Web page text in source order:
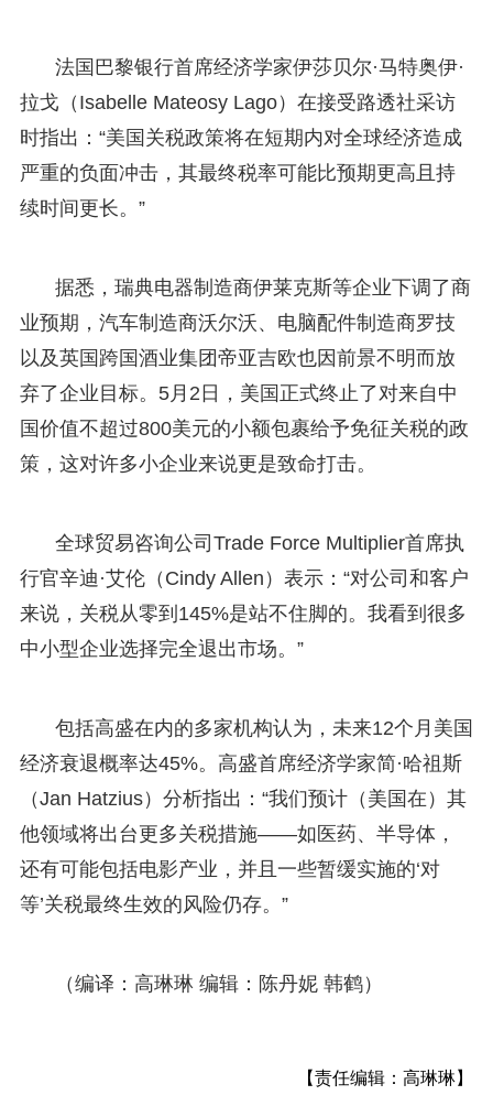
法国巴黎银行首席经济学家伊莎贝尔·马特奥伊·
拉戈（Isabelle Mateosy Lago）在接受路透社采访
时指出：“美国关税政策将在短期内对全球经济造成
严重的负面冲击，其最终税率可能比预期更高且持
续时间更长。”
据悉，瑞典电器制造商伊莱克斯等企业下调了商
业预期，汽车制造商沃尔沃、电脑配件制造商罗技
以及英国跨国酒业集团帝亚吉欧也因前景不明而放
弃了企业目标。5月2日，美国正式终止了对来自中
国价值不超过800美元的小额包裹给予免征关税的政
策，这对许多小企业来说更是致命打击。
全球贸易咨询公司Trade Force Multiplier首席执
行官辛迪·艾伦（Cindy Allen）表示：“对公司和客户
来说，关税从零到145%是站不住脚的。我看到很多
中小型企业选择完全退出市场。”
包括高盛在内的多家机构认为，未来12个月美国
经济衰退概率达45%。高盛首席经济学家简·哈祖斯
（Jan Hatzius）分析指出：“我们预计（美国在）其
他领域将出台更多关税措施——如医药、半导体，
还有可能包括电影产业，并且一些暂缓实施的‘对
等’关税最终生效的风险仍存。”
（编译：高琳琳 编辑：陈丹妮 韩鹤）
【责任编辑：高琳琳】